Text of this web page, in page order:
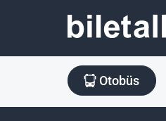
Otobüs